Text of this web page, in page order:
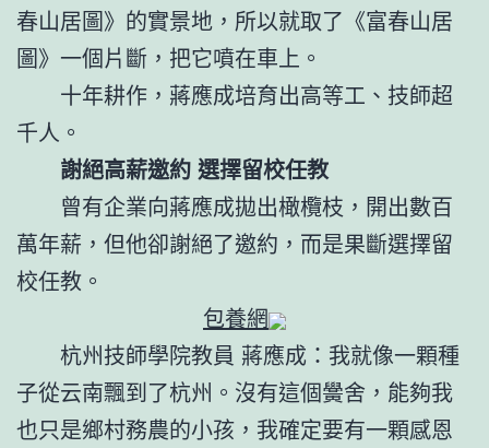
春山居圖》的實景地，所以就取了《富春山居
圖》一個片斷，把它噴在車上。
十年耕作，蔣應成培育出高等工、技師超
千人。
謝絕高薪邀約 選擇留校任教
曾有企業向蔣應成拋出橄欖枝，開出數百
萬年薪，但他卻謝絕了邀約，而是果斷選擇留
校任教。
包養網
杭州技師學院教員 蔣應成：我就像一顆種
子從云南飄到了杭州。沒有這個黌舍，能夠我
也只是鄉村務農的小孩，我確定要有一顆感恩